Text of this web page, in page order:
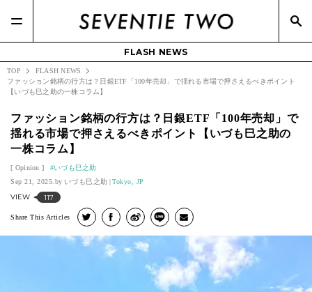
FLASH NEWS
TOP
FLASH NEWS
ファッション銘柄の行方は？日銀ETF「100年売却」で揺れる市場で押さえるべきポイント
【いづも巳之助の一株コラム】
ファッション銘柄の行方は？日銀ETF「100年売却」で
揺れる市場で押さえるべきポイント【いづも巳之助の
一株コラム】
Opinion
いづも巳之助
Sep 21, 2025.
いづも巳之助 Tokyo, JP
VIEW 117
Share This Articles